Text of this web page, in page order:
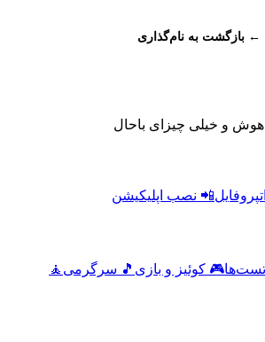
← بازگشت به نام‌گذاری
و خیلی چیزای باحال
پروفایل📲 نصب اپلیکیشن
تست‌ها🎮 کوئیز و بازی 🎵 سرگرمی 🧘